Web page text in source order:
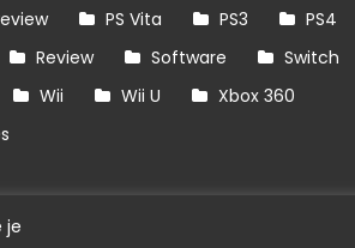
PS Vita PS3
PS4
Review Software
Switch
Wii Wii U
Xbox 360
je